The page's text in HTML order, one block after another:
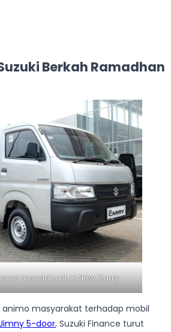
Berkah Ramadhan
menarik untuk New Carry
masyarakat terhadap mobil
5-door, Suzuki Finance turut